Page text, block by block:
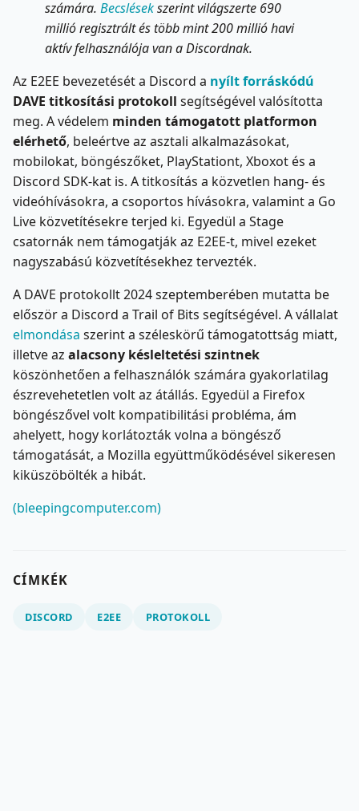
számára. Becslésekszerint világszerte 690
millió regisztrált és több mint 200 millió havi
aktív felhasználója van a Discordnak.
Az E2EE bevezetését a Discord a nyílt forráskódú
DAVE titkosítási protokoll segítségével valósította
meg. A védelem minden támogatott platformon
elérhető, beleértve az asztali alkalmazásokat,
mobilokat, böngészőket, PlayStationt, Xboxot és a
Discord SDK-kat is. A titkosítás a közvetlen hang- és
videóhívásokra, a csoportos hívásokra, valamint a Go
Live közvetítésekre terjed ki. Egyedül a Stage
csatornák nem támogatják az E2EE-t, mivel ezeket
nagyszabású közvetítésekhez tervezték.
A DAVE protokollt 2024 szeptemberében mutatta be
először a Discord a Trail of Bits segítségével. A vállalat
elmondása szerint a széleskörű támogatottság miatt,
illetve az alacsony késleltetési szintnek
köszönhetően a felhasználók számára gyakorlatilag
észrevehetetlen volt az átállás. Egyedül a Firefox
böngészővel volt kompatibilitási probléma, ám
ahelyett, hogy korlátozták volna a böngésző
támogatását, a Mozilla együttműködésével sikeresen
kiküszöbölték a hibát.
(bleepingcomputer.com)
CÍMKÉK
DISCORD E2EE PROTOKOLL